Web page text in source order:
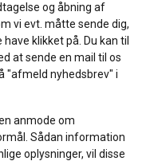
og åbning af
vi evt. måtte sende dig,
klikket på. Du kan til
at sende en mail til os
"afmeld nyhedsbrev" i
anmode om
Sådan information
oplysninger, vil disse